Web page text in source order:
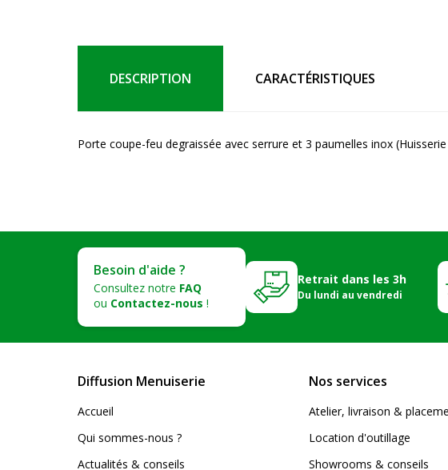
DESCRIPTION CARACTÉRISTIQUES
Porte coupe-feu degraissée avec serrure et 3 paumelles inox
Besoin d'aide ?
Consultez notre FAQ
ou Contactez-nous !
Retrait dans les 3h
Du lundi au vendredi
Diffusion Menuiserie
Accueil
Qui sommes-nous ?
Actualités & conseils
Nos services
Atelier, livraison &
Location d'outillage
Showrooms & conseils